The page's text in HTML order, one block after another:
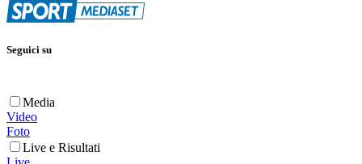
Seguici su
Media
Video
Foto
Live e Risultati